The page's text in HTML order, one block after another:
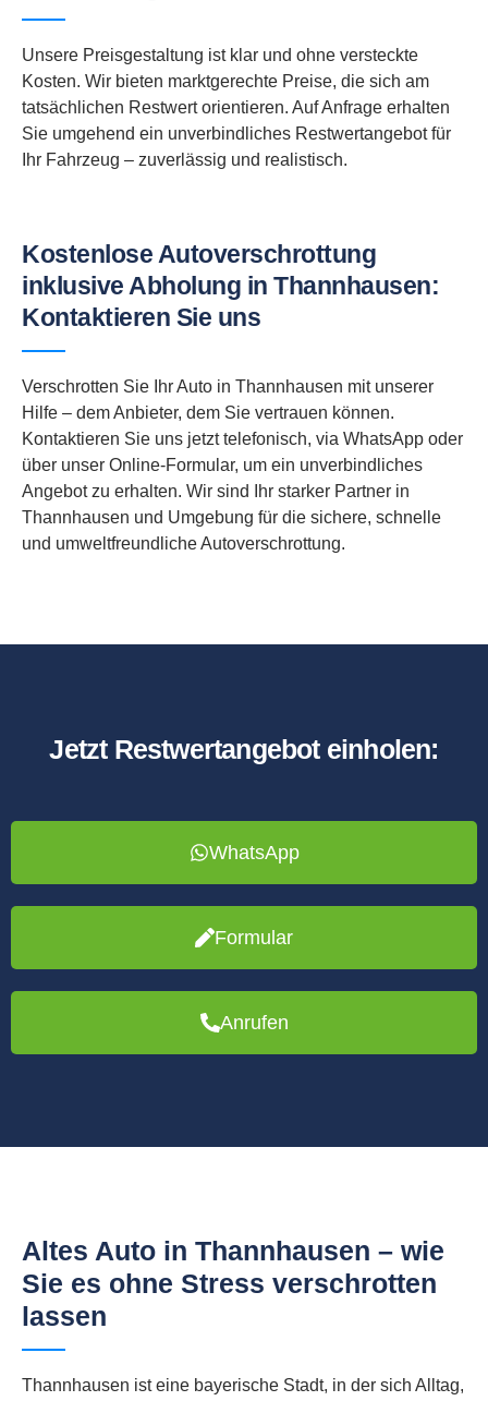
Unsere Preisgestaltung ist klar und ohne versteckte
Kosten. Wir bieten marktgerechte Preise, die sich am
tatsächlichen Restwert orientieren. Auf Anfrage erhalten
Sie umgehend ein unverbindliches Restwertangebot für
Ihr Fahrzeug – zuverlässig und realistisch.
Kostenlose Autoverschrottung
inklusive Abholung in Thannhausen:
Kontaktieren Sie uns
Verschrotten Sie Ihr Auto in Thannhausen mit unserer
Hilfe – dem Anbieter, dem Sie vertrauen können.
Kontaktieren Sie uns jetzt telefonisch, via WhatsApp oder
über unser Online-Formular, um ein unverbindliches
Angebot zu erhalten. Wir sind Ihr starker Partner in
Thannhausen und Umgebung für die sichere, schnelle
und umweltfreundliche Autoverschrottung.
Jetzt Restwertangebot einholen:
WhatsApp
Formular
Anrufen
Altes Auto in Thannhausen – wie
Sie es ohne Stress verschrotten
lassen
Thannhausen ist eine bayerische Stadt, in der sich Alltag,